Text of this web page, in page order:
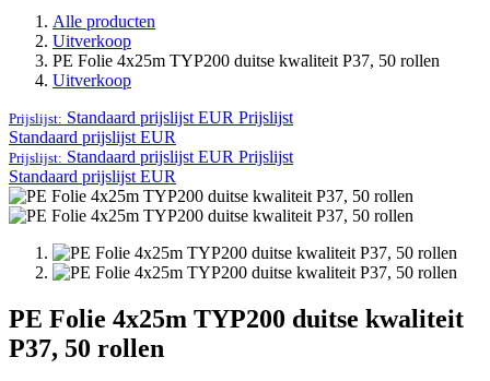
Alle producten
Uitverkoop
PE Folie 4x25m TYP200 duitse kwaliteit P37, 50 rollen
Uitverkoop
Prijslijst: Standaard prijslijst EUR Prijslijst
Standaard prijslijst EUR
Prijslijst: Standaard prijslijst EUR Prijslijst
Standaard prijslijst EUR
PE Folie 4x25m TYP200 duitse kwaliteit
P37, 50 rollen